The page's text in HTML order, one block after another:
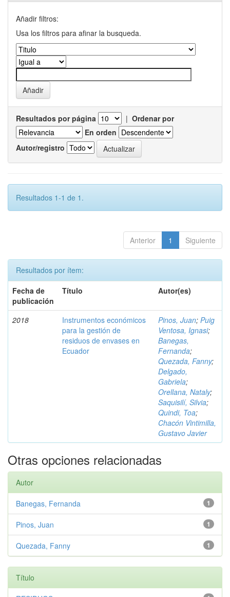
Añadir filtros:
Usa los filtros para afinar la busqueda.
Resultados por página | Ordenar por
En orden
Autor/registro
Resultados 1-1 de 1.
Anterior 1 Siguiente
Resultados por ítem:
Fecha de
publicación
Título Autor(es)
2018
Instrumentos económicos
para la gestión de
residuos de envases en
Ecuador
Pinos, Juan; Puig
Ventosa, Ignasi;
Banegas,
Fernanda;
Quezada, Fanny;
Delgado,
Gabriela;
Orellana, Nataly;
Saquisilí, Silvia;
Quindi, Toa;
Chacón Vintimilla,
Gustavo Javier
Otras opciones relacionadas
Autor
1
Banegas, Fernanda
1
Pinos, Juan
1
Quezada, Fanny
Título